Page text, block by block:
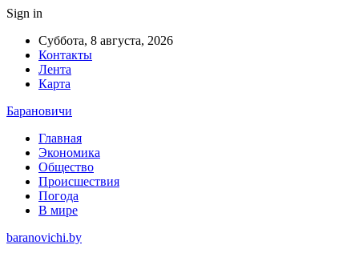
Sign in
Суббота, 8 августа, 2026
Контакты
Лента
Карта
Барановичи
Главная
Экономика
Общество
Происшествия
Погода
В мире
baranovichi.by